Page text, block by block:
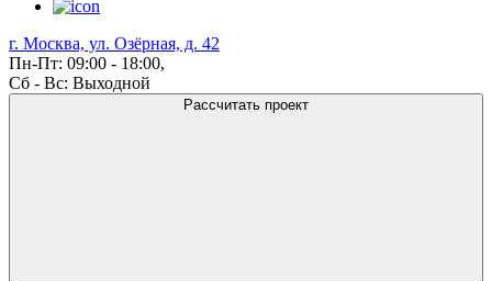
г. Москва, ул. Озёрная, д. 42
Пн-Пт: 09:00 - 18:00,
Сб - Вс: Выходной
Рассчитать проект